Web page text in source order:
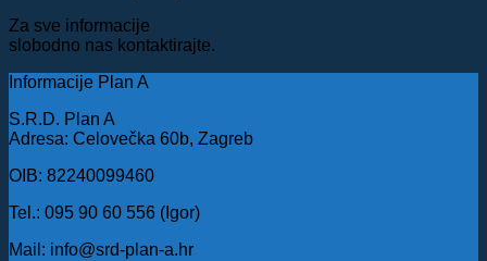
Za sve informacije
slobodno nas kontaktirajte.
Informacije Plan A
S.R.D. Plan A
Adresa: Celovečka 60b, Zagreb
OIB: 82240099460
Tel.: 095 90 60 556 (Igor)
Mail: info@srd-plan-a.hr